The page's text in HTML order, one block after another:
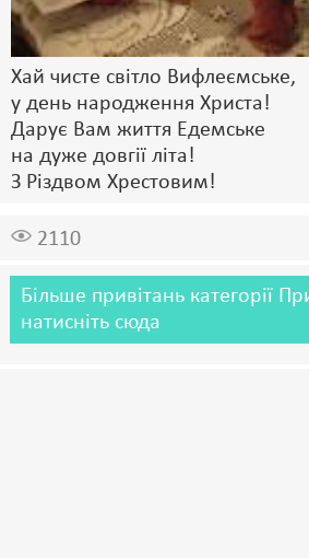
Хай чисте світло Вифлеємське,
у день народження Христа!
Дарує Вам життя Едемське
на дуже довгії літа!
З Різдвом Хрестовим!
2110
Більше привітань категорії
натисніть сюда